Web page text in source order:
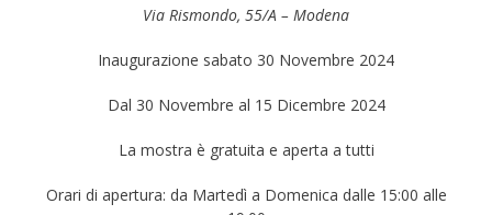
Via Rismondo, 55/A – Modena
Inaugurazione sabato 30 Novembre 2024
Dal 30 Novembre al 15 Dicembre 2024
La mostra è gratuita e aperta a tutti
Orari di apertura: da Martedì a Domenica dalle 15:00 alle